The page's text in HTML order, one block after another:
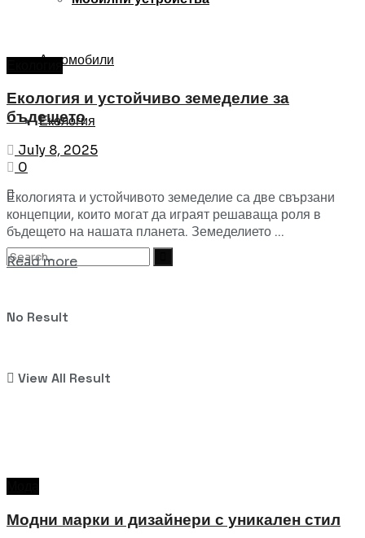
Автомобили
Екология
No Result
View All Result
Екология и устойчиво земеделие за
бъдещето
July 8, 2025
0
Екологията и устойчивото земеделие са две свързани
концепции, които могат да играят решаваща роля в
бъдещето на нашата планета. Земеделието ...
Read more
Модни марки и дизайнери с уникален стил